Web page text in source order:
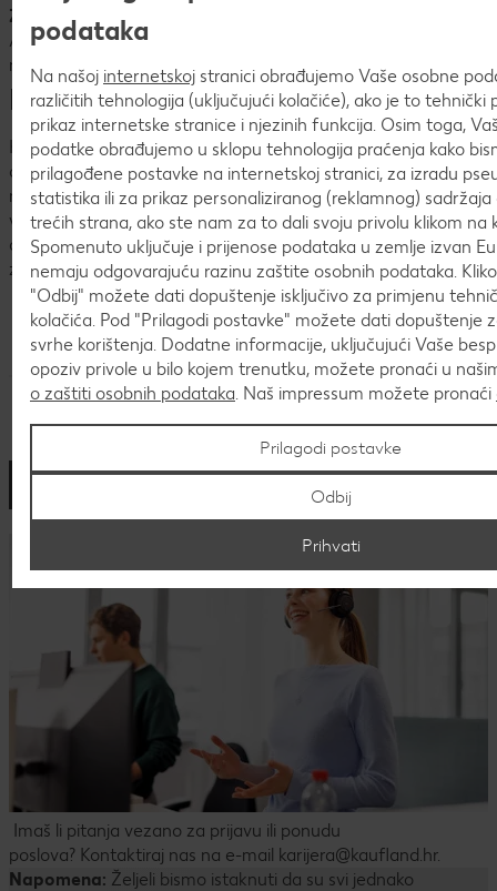
Zvuči kao tvoj idući korak?
Ako želiš posao u Dugom Selu, a privlači te i ljetna avantura
na moru uz odlične pogodnosti – jedva čekamo tvoju prijavu!
Benefiti
Kao poslodavac živimo vrijednosti koje oblikuju našu
organizacijsku kulturu, povezuju timove i omogućuju jačanje
naših načela rukovođenja. Važno nam je da dijelimo te
vrijednosti sa svim našim zaposlenicima. Za naše zaposlenike
osmislili smo niz benefita kojima povećavamo njihovo
zadovoljstvo.
Imaš li pitanja vezano za prijavu ili ponudu
poslova? Kontaktiraj nas na e-mail karijera@kaufland.hr.
Napomena: Željeli bismo istaknuti da su svi jednako
podataka
Na našoj internetskoj stranici obrađujemo Vaše osobne
različitih tehnologija (uključujući kolačiće), ako je to tehnički
prikaz internetske stranice i njezinih funkcija. Osim toga,
podatke obrađujemo u sklopu tehnologija praćenja kako
prilagođene postavke na internetskoj stranici, za izradu
statistika ili za prikaz personaliziranog (reklamnog) sadržaja
trećih strana, ako ste nam za to dali svoju privolu klikom na
Spomenuto uključuje i prijenose podataka u zemlje izvan
nemaju odgovarajuću razinu zaštite osobnih podataka.
"Odbij" možete dati dopuštenje isključivo za primjenu
kolačića. Pod "Prilagodi postavke" možete dati dopuštenje
svrhe korištenja. Dodatne informacije, uključujući Vaše
opoziv privole u bilo kojem trenutku, možete pronaći u
o zaštiti osobnih podataka . Naš impressum možete pronaći
Prilagodi postavke
Odbij
Prihvati